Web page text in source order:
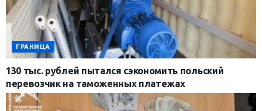
ГРАНИЦА
130 тыс. рублей пытался сэкономить польский
перевозчик на таможенных платежах